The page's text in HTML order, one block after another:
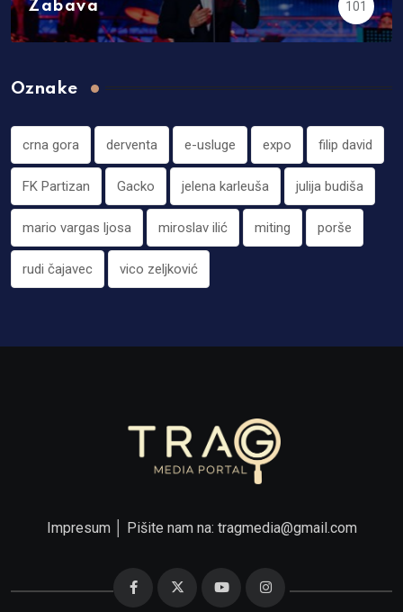
Zabava 101
Oznake
crna gora derventa e-usluge expo filip david
FK Partizan Gacko jelena karleuša julija budiša
mario vargas ljosa miroslav ilić miting porše
rudi čajavec vico zeljković
Impresum│ Pišite nam na: tragmedia@gmail.com